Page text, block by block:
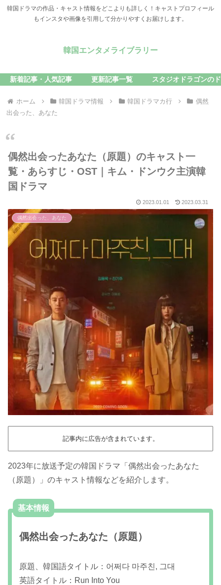
韓国ドラマの作品・キャスト情報をどこよりも詳しく！キャストプロフィール
もインスタや画像を引用して分かりやすくお届けします。
韓国エンタメライブラリー
新着記事・人気記事 更新記事一覧 スタジオドラゴンの
ホーム 韓国ドラマ情報 韓国ドラマカ行
偶然
出会った、あなた
偶然出会ったあなた（原題）のキャスト一
覧・あらすじ・OST｜キム・ドンウク主演韓
国ドラマ
2023.01.01 2023.03.31
偶然出会った、あなた
記事内に広告が含まれています。
2023年に放送予定の韓国ドラマ「偶然出会ったあなた
（原題）」のキャスト情報などを紹介します。
基本情報
偶然出会ったあなた（原題）
原題、韓国語タイトル：어쩌다 마주친, 그대
英語タイトル：Run Into You